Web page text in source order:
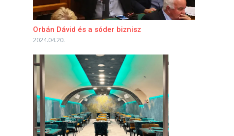
Orbán Dávid és a sóder biznisz
2024.04.20.